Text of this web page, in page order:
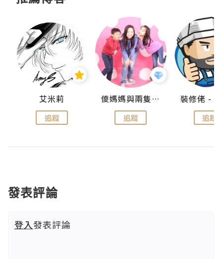
艾米莉
追蹤
儍媽媽與兩隻小魔怪之家
追蹤 追蹤
發表評論
登入發表評論